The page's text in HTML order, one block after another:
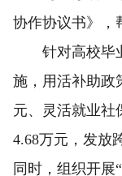
协作协议书》，
针对高校毕业
施，用活补助政
元、灵活就业社
4.68万元，发放
同时，组织开展